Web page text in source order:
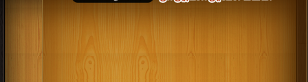
كتب 1962
كتب 1961 كتب 1960
كتب 1959
كتب 1957
كتب 1952
كتب 1951